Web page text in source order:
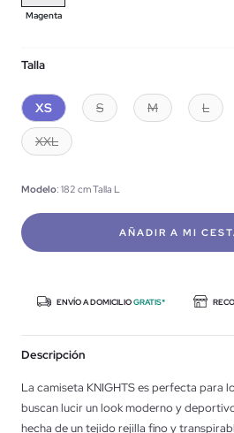
Magenta
Talla
XS S M L
XXL
Modelo: 182 cm Talla L
AÑADIR A MI
ENVÍO A DOMICILIOGRATIS*
Descripción
La camiseta KNIGHTS es perfecta para
buscan lucir un look moderno y
hecha de un tejido rejilla fino y